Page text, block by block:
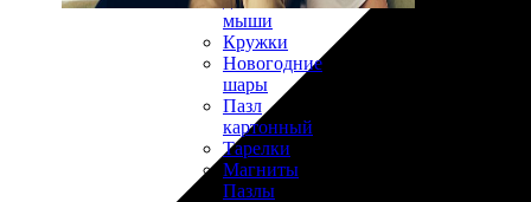
мыши
Кружки
Новогодние
шары
Пазл
картонный
Тарелки
Магниты
Пазлы